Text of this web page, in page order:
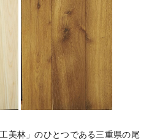
美林」のひとつである三重県の尾